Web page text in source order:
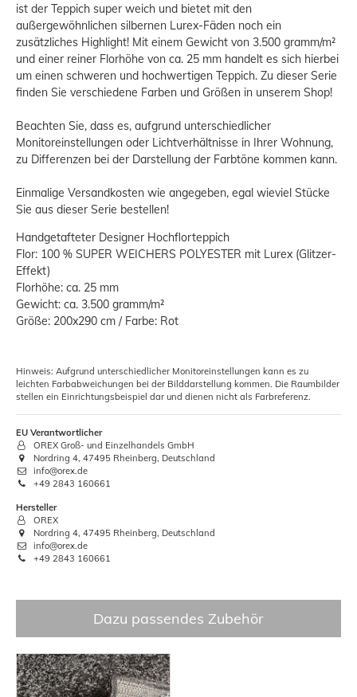
ist der Teppich super weich und bietet mit den
außergewöhnlichen silbernen Lurex-Fäden noch ein
zusätzliches Highlight! Mit einem Gewicht von 3.500 gramm/m²
und einer reiner Florhöhe von ca. 25 mm handelt es sich hierbei
um einen schweren und hochwertigen Teppich. Zu dieser Serie
finden Sie verschiedene Farben und Größen in unserem Shop!
Beachten Sie, dass es, aufgrund unterschiedlicher
Monitoreinstellungen oder Lichtverhältnisse in Ihrer Wohnung,
zu Differenzen bei der Darstellung der Farbtöne kommen kann.
Einmalige Versandkosten wie angegeben, egal wieviel Stücke
Sie aus dieser Serie bestellen!
Handgetafteter Designer Hochflorteppich
Flor: 100 % SUPER WEICHERS POLYESTER mit Lurex (Glitzer-
Effekt)
Florhöhe: ca. 25 mm
Gewicht: ca. 3.500 gramm/m²
Größe: 200x290 cm / Farbe: Rot
Hinweis: Aufgrund unterschiedlicher Monitoreinstellungen kann es zu
leichten Farbabweichungen bei der Bilddarstellung kommen. Die Raumbilder
stellen ein Einrichtungsbeispiel dar und dienen nicht als Farbreferenz.
EU Verantwortlicher
OREX Groß- und Einzelhandels GmbH
Nordring 4, 47495 Rheinberg, Deutschland
info@orex.de
+49 2843 160661
Hersteller
OREX
Nordring 4, 47495 Rheinberg, Deutschland
info@orex.de
+49 2843 160661
Dazu passendes Zubehör